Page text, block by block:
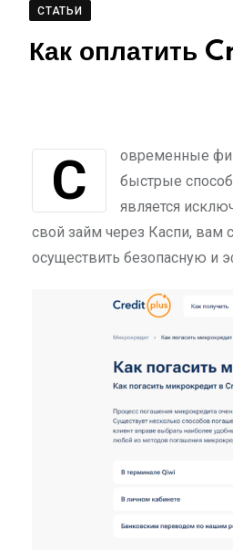
СТАТЬИ
Как оплатить
Современные финансовые технологии предоставляют удобные и
быстрые
является
свой займ через Каспи, вам
осуществить безопасную и